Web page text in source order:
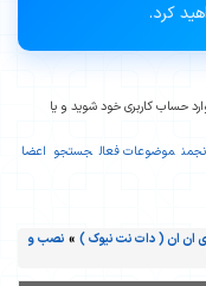
کرد.
حساب کاربری خود شوید و یا
موضوعات فعال جستجو اعضا
ان ( دات نت نیوک ) » نصب و